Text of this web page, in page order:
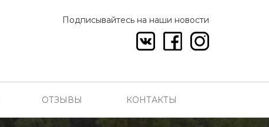
Подписывайтесь на наши новости
ОТЗЫВЫ КОНТАКТЫ